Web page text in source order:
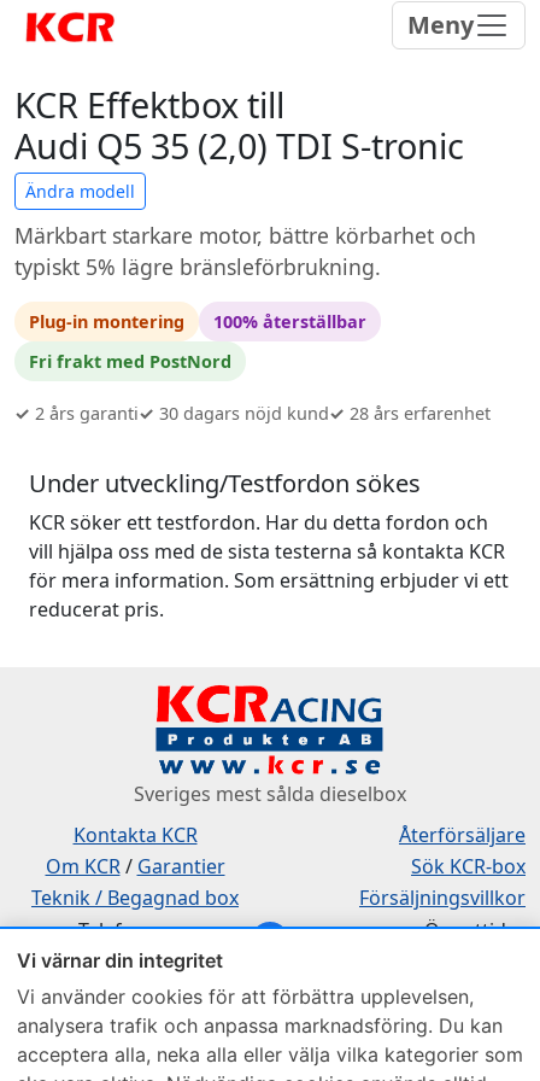
Vi värnar din integritet
Vi använder cookies för att förbättra upplevelsen,
analysera trafik och anpassa marknadsföring. Du kan
acceptera alla, neka alla eller välja vilka kategorier som
Meny
KCR Effektbox till
Audi Q5 35 (2,0) TDI S-tronic
Ändra modell
Märkbart starkare motor, bättre körbarhet och
typiskt 5% lägre bränsleförbrukning.
Plug-in montering
100% återställbar
Fri frakt med PostNord
✓ 2 års garanti✓ 30 dagars nöjd kund✓ 28 års erfarenhet
Under utveckling/Testfordon sökes
KCR söker ett testfordon. Har du detta fordon och
vill hjälpa oss med de sista testerna så kontakta KCR
för mera information. Som ersättning erbjuder vi ett
reducerat pris.
Sveriges mest sålda dieselbox
Kontakta KCR
Om KCR/ Garantier
Teknik / Begagnad box
Återförsäljare
Sök KCR-box
Försäljningsvillkor
Telefon
0515-801 50
Öppettider
Fredag 8:00-11:30